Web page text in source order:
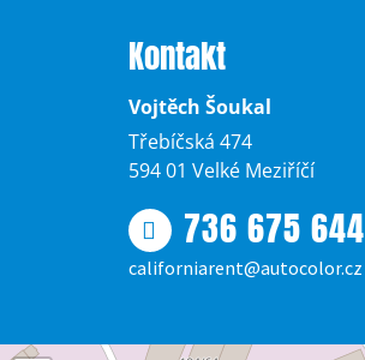
Kontakt
Vojtěch Šoukal
Třebíčská 474
594 01 Velké Meziříčí
736 675 644
californiarent@autocolor.cz